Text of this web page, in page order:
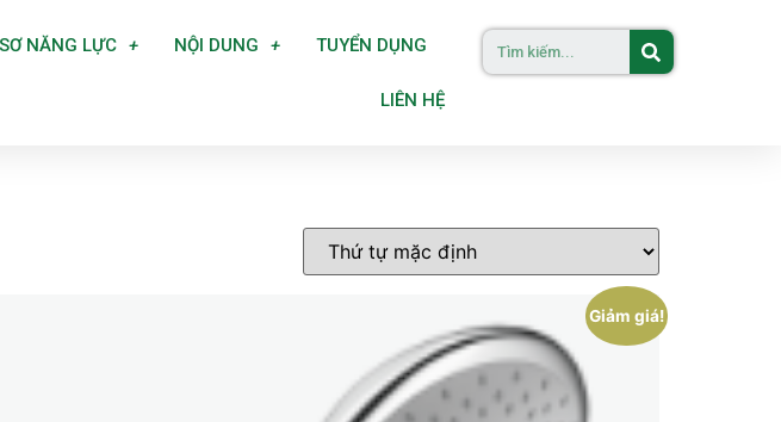
NĂNG LỰC NỘI DUNG TUYỂN DỤNG
LIÊN HỆ
Giảm giá!